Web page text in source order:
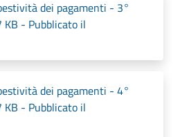
dei pagamenti - 3°
- Pubblicato il
dei pagamenti - 4°
- Pubblicato il